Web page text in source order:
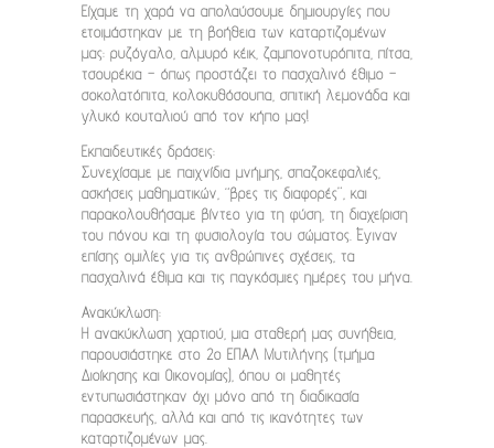
Είχαμε τη χαρά να απολαύσουμε δημιουργίες που
ετοιμάστηκαν με τη βοήθεια των καταρτιζομένων
μας: ρυζόγαλο, αλμυρό κέικ, ζαμπονοτυρόπιτα, πίτσα,
τσουρέκια – όπως προστάζει το πασχαλινό έθιμο –
σοκολατόπιτα, κολοκυθόσουπα, σπιτική λεμονάδα και
γλυκό κουταλιού από τον κήπο μας!
Εκπαιδευτικές δράσεις:
Συνεχίσαμε με παιχνίδια μνήμης, σπαζοκεφαλιές,
ασκήσεις μαθηματικών, “βρες τις διαφορές”, και
παρακολουθήσαμε βίντεο για τη φύση, τη διαχείριση
του πόνου και τη φυσιολογία του σώματος. Έγιναν
επίσης ομιλίες για τις ανθρώπινες σχέσεις, τα
πασχαλινά έθιμα και τις παγκόσμιες ημέρες του μήνα.
Ανακύκλωση:
Η ανακύκλωση χαρτιού, μια σταθερή μας συνήθεια,
παρουσιάστηκε στο 2ο ΕΠΑΛ Μυτιλήνης (τμήμα
Διοίκησης και Οικονομίας), όπου οι μαθητές
εντυπωσιάστηκαν όχι μόνο από τη διαδικασία
παρασκευής, αλλά και από τις ικανότητες των
καταρτιζομένων μας.